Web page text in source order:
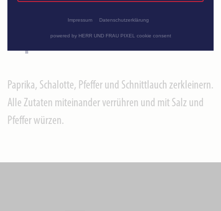
Paprika, Schalotte, Pfeffer und Schnittlauch zerkleinern.
Alle Zutaten miteinander verrühren und mit Salz und
Pfeffer würzen.
Impressum Datenschutzerklärung
powered by HERR UND FRAU PIXEL cookie consent